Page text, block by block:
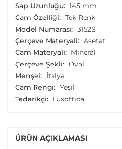
ÜRÜN AÇIKLAMASI
Sap Uzunluğu: 145 mm
Cam Özelliği: Tek Renk
Model Numarası: 3152S
Çerçeve Materyali: Asetat
Cam Materyali: Mineral
Çerçeve Şekli: Oval
Menşei: İtalya
Cam Rengi: Yeşil
Tedarikçi: Luxottica